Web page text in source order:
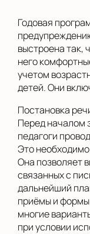
Годовая
выстроена так,
него
учетом
детей. Они
Постановка
Перед началом
педагоги
Это
Она позволяет
связанных с
дальнейший
приёмы и
многие
при условии